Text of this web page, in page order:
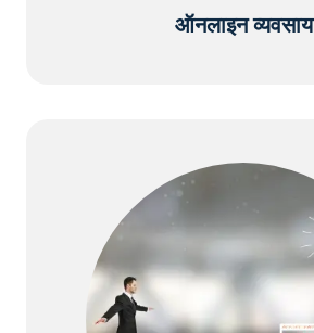
ऑनलाइन व्यवसाय